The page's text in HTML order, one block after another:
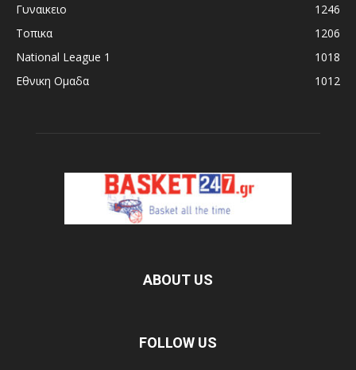
Γυναικειο
1246
Τοπικα
1206
National League 1
1018
Εθνικη Ομαδα
1012
ABOUT US
FOLLOW US